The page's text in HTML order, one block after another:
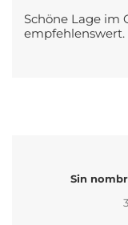
Schöne Lage im
empfehlenswert.
Sin